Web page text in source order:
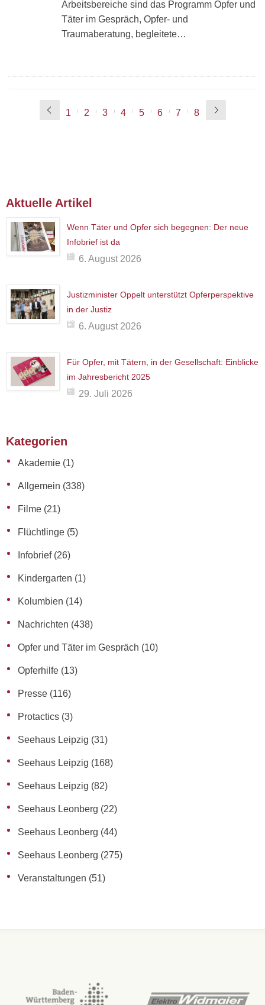
Arbeitsbereiche sind das Programm Opfer und
Täter im Gespräch, Opfer- und
Traumaberatung, begleitete…
1 2 3 4 5 6 7 8
Aktuelle Artikel
Wenn Täter und Opfer sich begegnen: Der neue
Infobrief ist da
6. August 2026
Justizminister Oppelt unterstützt Opferperspektive
in der Justiz
6. August 2026
Für Opfer, mit Tätern, in der Gesellschaft: Einblicke
im Jahresbericht 2025
29. Juli 2026
Kategorien
Akademie (1)
Allgemein (338)
Filme (21)
Flüchtlinge (5)
Infobrief(26)
Kindergarten (1)
Kolumbien (14)
Nachrichten (438)
Opfer und Täter im Gespräch (10)
Opferhilfe (13)
Presse (116)
Protactics (3)
Seehaus Leipzig (31)
Seehaus Leipzig (168)
Seehaus Leipzig (82)
Seehaus Leonberg (22)
Seehaus Leonberg (44)
Seehaus Leonberg (275)
Veranstaltungen (51)